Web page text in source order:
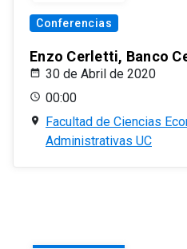
Conferencias
Enzo Cerletti, Banco
30 de Abril de 2020
00:00
Facultad de Ciencias
Administrativas UC